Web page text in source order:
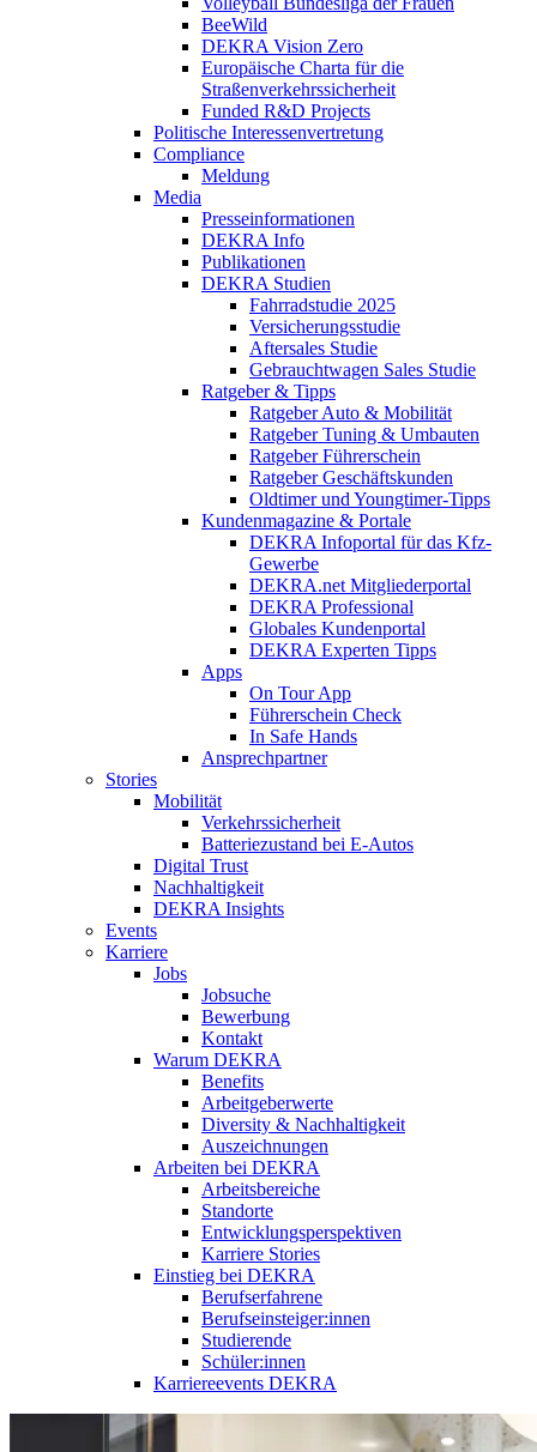
BeeWild
DEKRA Vision Zero
Europäische Charta für die
Straßenverkehrssicherheit
Funded R&D Projects
Politische Interessenvertretung
Compliance
Meldung
Media
Presseinformationen
DEKRA Info
Publikationen
DEKRA Studien
Fahrradstudie 2025
Versicherungsstudie
Aftersales Studie
Gebrauchtwagen Sales Studie
Ratgeber & Tipps
Ratgeber Auto & Mobilität
Ratgeber Tuning & Umbauten
Ratgeber Führerschein
Ratgeber Geschäftskunden
Oldtimer und Youngtimer-Tipps
Kundenmagazine & Portale
DEKRA Infoportal für das Kfz-
Gewerbe
DEKRA.net Mitgliederportal
DEKRA Professional
Globales Kundenportal
DEKRA Experten Tipps
Apps
On Tour App
Führerschein Check
In Safe Hands
Ansprechpartner
Stories
Mobilität
Verkehrssicherheit
Batteriezustand bei E-Autos
Digital Trust
Nachhaltigkeit
DEKRA Insights
Events
Karriere
Jobs
Jobsuche
Bewerbung
Kontakt
Warum DEKRA
Benefits
Arbeitgeberwerte
Diversity & Nachhaltigkeit
Auszeichnungen
Arbeiten bei DEKRA
Arbeitsbereiche
Standorte
Entwicklungsperspektiven
Karriere Stories
Einstieg bei DEKRA
Berufserfahrene
Berufseinsteiger:innen
Studierende
Schüler:innen
Karriereevents DEKRA